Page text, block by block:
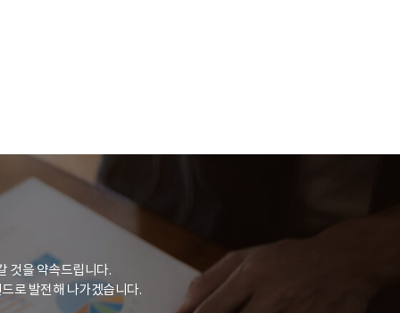
것을 약속드립니다.
로 발전해 나가겠습니다.